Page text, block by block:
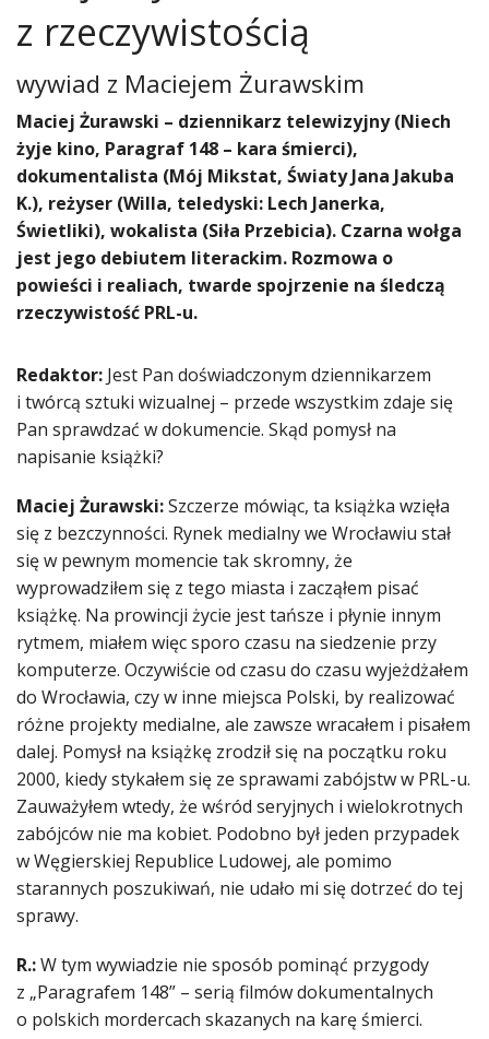
z rzeczywistością
wywiad z Maciejem Żurawskim
Maciej Żurawski – dziennikarz telewizyjny (Niech
żyje kino, Paragraf 148 – kara śmierci),
dokumentalista (Mój Mikstat, Światy Jana Jakuba
K.), reżyser (Willa, teledyski: Lech Janerka,
Świetliki), wokalista (Siła Przebicia). Czarna wołga
jest jego debiutem literackim. Rozmowa o
powieści i realiach, twarde spojrzenie na śledczą
rzeczywistość PRL-u.
Redaktor: Jest Pan doświadczonym dziennikarzem
i twórcą sztuki wizualnej – przede wszystkim zdaje się
Pan sprawdzać w dokumencie. Skąd pomysł na
napisanie książki?
Maciej Żurawski:Szczerze mówiąc, ta książka wzięła
się z bezczynności. Rynek medialny we Wrocławiu stał
się w pewnym momencie tak skromny, że
wyprowadziłem się z tego miasta i zacząłem pisać
książkę. Na prowincji życie jest tańsze i płynie innym
rytmem, miałem więc sporo czasu na siedzenie przy
komputerze. Oczywiście od czasu do czasu wyjeżdżałem
do Wrocławia, czy w inne miejsca Polski, by realizować
różne projekty medialne, ale zawsze wracałem i pisałem
dalej. Pomysł na książkę zrodził się na początku roku
2000, kiedy stykałem się ze sprawami zabójstw w PRL-u.
Zauważyłem wtedy, że wśród seryjnych i wielokrotnych
zabójców nie ma kobiet. Podobno był jeden przypadek
w Węgierskiej Republice Ludowej, ale pomimo
starannych poszukiwań, nie udało mi się dotrzeć do tej
sprawy.
R.:W tym wywiadzie nie sposób pominąć przygody
z „Paragrafem 148” – serią filmów dokumentalnych
o polskich mordercach skazanych na karę śmierci.